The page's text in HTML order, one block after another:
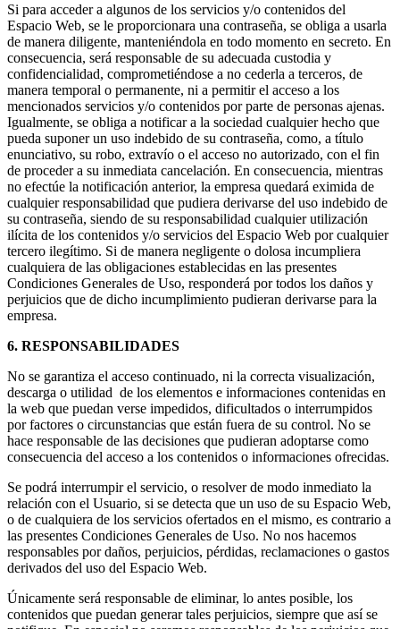
Si para acceder a algunos de los servicios y/o contenidos del
Espacio Web, se le proporcionara una contraseña, se obliga a usarla
de manera diligente, manteniéndola en todo momento en secreto. En
consecuencia, será responsable de su adecuada custodia y
confidencialidad, comprometiéndose a no cederla a terceros, de
manera temporal o permanente, ni a permitir el acceso a los
mencionados servicios y/o contenidos por parte de personas ajenas.
Igualmente, se obliga a notificar a la sociedad cualquier hecho que
pueda suponer un uso indebido de su contraseña, como, a título
enunciativo, su robo, extravío o el acceso no autorizado, con el fin
de proceder a su inmediata cancelación. En consecuencia, mientras
no efectúe la notificación anterior, la empresa quedará eximida de
cualquier responsabilidad que pudiera derivarse del uso indebido de
su contraseña, siendo de su responsabilidad cualquier utilización
ilícita de los contenidos y/o servicios del Espacio Web por cualquier
tercero ilegítimo. Si de manera negligente o dolosa incumpliera
cualquiera de las obligaciones establecidas en las presentes
Condiciones Generales de Uso, responderá por todos los daños y
perjuicios que de dicho incumplimiento pudieran derivarse para la
empresa.
6. RESPONSABILIDADES
No se garantiza el acceso continuado, ni la correcta visualización,
descarga o utilidad de los elementos e informaciones contenidas en
la web que puedan verse impedidos, dificultados o interrumpidos
por factores o circunstancias que están fuera de su control. No se
hace responsable de las decisiones que pudieran adoptarse como
consecuencia del acceso a los contenidos o informaciones ofrecidas.
Se podrá interrumpir el servicio, o resolver de modo inmediato la
relación con el Usuario, si se detecta que un uso de su Espacio Web,
o de cualquiera de los servicios ofertados en el mismo, es contrario a
las presentes Condiciones Generales de Uso. No nos hacemos
responsables por daños, perjuicios, pérdidas, reclamaciones o gastos
derivados del uso del Espacio Web.
Únicamente será responsable de eliminar, lo antes posible, los
contenidos que puedan generar tales perjuicios, siempre que así se